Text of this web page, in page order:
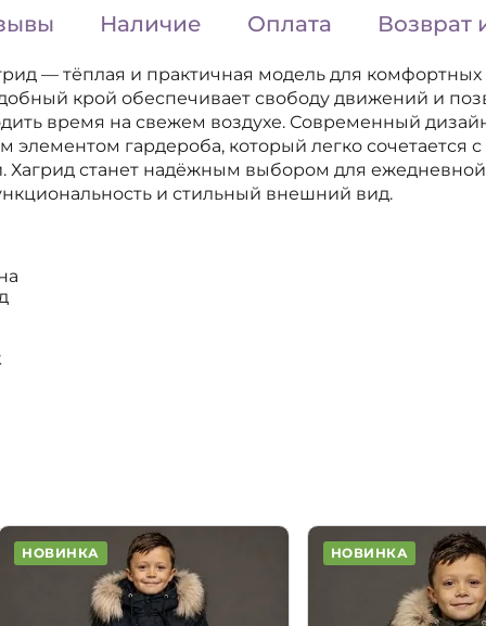
Наличие Оплата Возврат
— тёплая и практичная модель для комфортных
крой обеспечивает свободу движений и
время на свежем воздухе. Современный
элементом гардероба, который легко сочетается с
Хагрид станет надёжным выбором для
и стильный внешний вид.
НОВИНКА НОВИНКА